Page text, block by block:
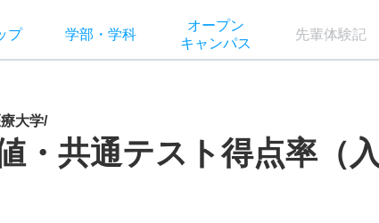
プ 学部 ・ 学科
オープン
キャンパス
先輩体験記
大学/
・共通テスト得点率（入